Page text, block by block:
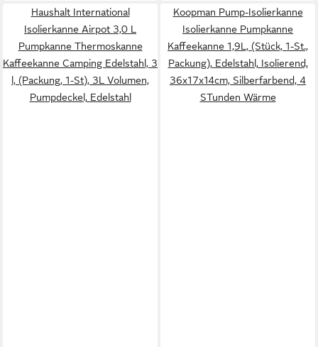
Haushalt International
Isolierkanne Airpot 3,0 L
Pumpkanne Thermoskanne
Kaffeekanne Camping Edelstahl, 3
l, (Packung, 1-St), 3L Volumen,
Pumpdeckel, Edelstahl
Koopman Pump-Isolierkanne
Isolierkanne Pumpkanne
Kaffeekanne 1,9L, (Stück, 1-St.,
Packung), Edelstahl, Isolierend,
36x17x14cm, Silberfarbend, 4
STunden Wärme